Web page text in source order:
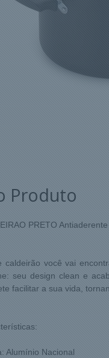
Produto
PRETO
caldeirão você vai
seu design clean e
facilitar a sua vida,
Alumínio Nacional